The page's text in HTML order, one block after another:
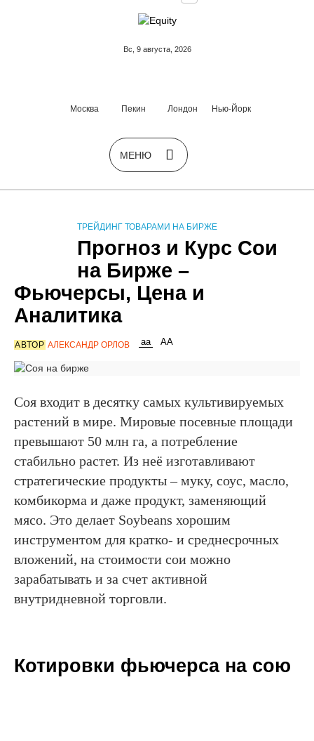
Вс, 9 августа, 2026
Москва Пекин Лондон Нью-Йорк
ТРЕЙДИНГ ТОВАРАМИ НА БИРЖЕ
Прогноз и Курс Сои
на Бирже –
Фьючерсы, Цена и
Аналитика
АВТОР АЛЕКСАНДР ОРЛОВ
Соя входит в десятку самых культивируемых
растений в мире. Мировые посевные площади
превышают 50 млн га, а потребление
стабильно растет. Из неё изготавливают
стратегические продукты – муку, соус, масло,
комбикорма и даже продукт, заменяющий
мясо. Это делает Soybeans хорошим
инструментом для кратко- и среднесрочных
вложений, на стоимости сои можно
зарабатывать и за счет активной
внутридневной торговли.
Котировки фьючерса на сою